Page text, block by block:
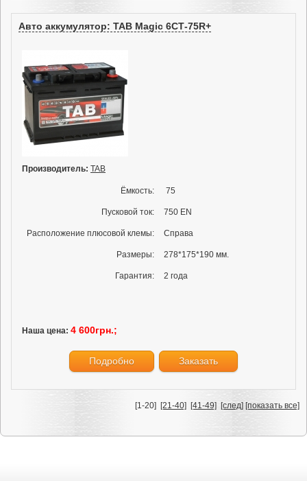
Авто аккумулятор: TAB Magic 6СТ-75R+
Производитель: TAB
Ёмкость: 75
Пусковой ток: 750 EN
Расположение плюсовой клемы: Справа
Размеры: 278*175*190 мм.
Гарантия: 2 года
Наша цена: 4 600грн.;
Подробно Заказать
[1-20] [21-40] [41-49] [след] [показать все]